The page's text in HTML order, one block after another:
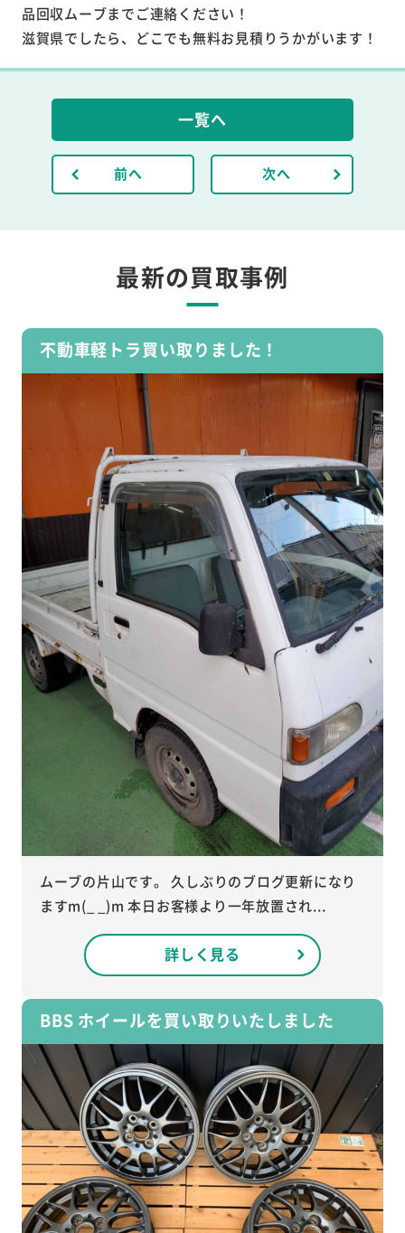
品回収ムーブまでご連絡ください！
滋賀県でしたら、どこでも無料お見積りうかがいます！
前へ
一覧へ
次へ
最新の買取事例
不動車軽トラ買い取りました！
ムーブの片山です。 久しぶりのブログ更新になり
ますm(_ _)m 本日お客様より一年放置され...
詳しく見る
BBS ホイールを買い取りいたしました